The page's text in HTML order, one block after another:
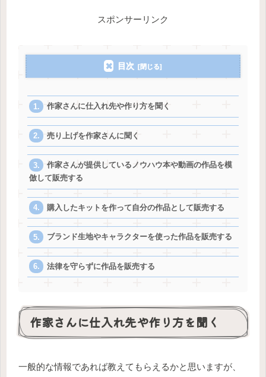
スポンサーリンク
目次
作家さんに仕入れ先や作り方を聞く
売り上げを作家さんに聞く
作家さんが提供しているノウハウ本や動画の作品を模
倣して販売する
購入したキットを作って自分の作品として販売する
ブランド生地やキャラクターを使った作品を販売する
法律を守らずに作品を販売する
作家さんに仕入れ先や作り方を聞く
一般的な情報であれば教えてもらえるかと思いますが、